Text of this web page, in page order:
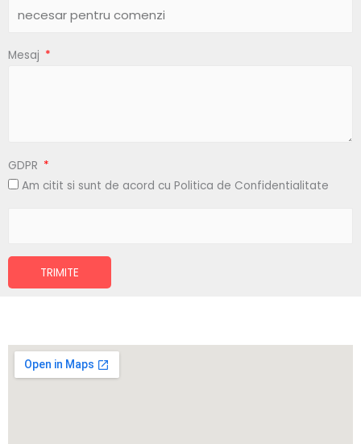
Mesaj
GDPR
Am citit si sunt de acord cu Politica de Confidentialitate
TRIMITE